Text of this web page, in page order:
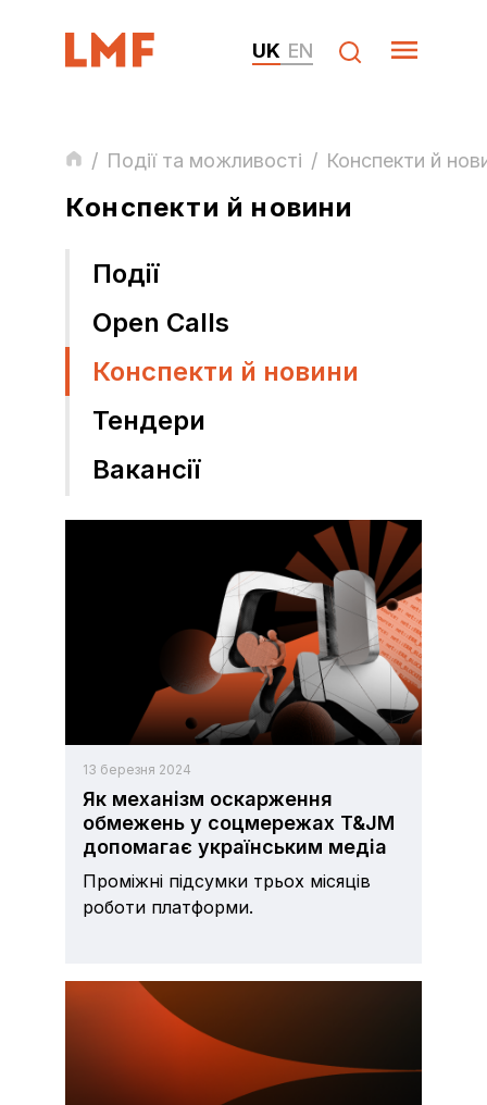
UK EN
/ Події та можливості / Конспекти й
Конспекти й новини
Події
Open Calls
Конспекти й новини
Тендери
Вакансії
13 березня 2024
Як механізм оскарження
обмежень у соцмережах T&JM
допомагає українським медіа
Проміжні підсумки трьох місяців
роботи платформи.